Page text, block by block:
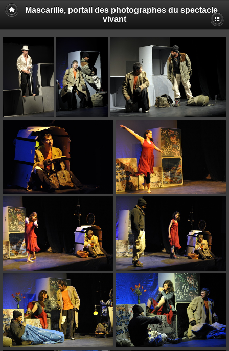
Mascarille, portail des photographes du spectacle
vivant